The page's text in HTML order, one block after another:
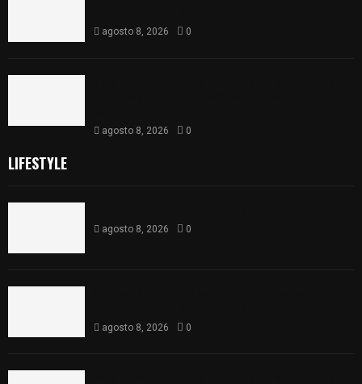
agosto 8, 2026 0
agosto 8, 2026 0
LIFESTYLE
agosto 8, 2026 0
agosto 8, 2026 0